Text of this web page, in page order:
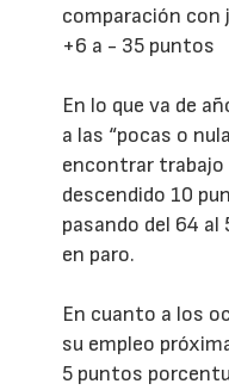
comparación con
+6 a - 35 puntos
En lo que va de
a las “pocas o
encontrar trabajo
descendido 10
pasando del 64
en paro.
En cuanto a los
su empleo
5 puntos